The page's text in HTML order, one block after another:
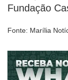
Fundação
Fonte: Marília